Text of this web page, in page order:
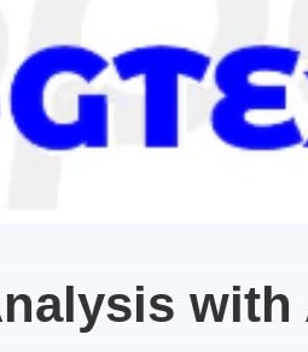
with